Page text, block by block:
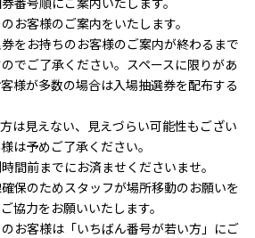
お客様のご案内をいたします。
をお持ちのお客様のご案内が終わるまで
でご了承ください。スペースに限りがあ
様が多数の場合は入場抽選券を配布する
は見えない、見えづらい可能性もござい
は予めご了承ください。
間前までにお済ませくださいませ。
保のためスタッフが場所移動のお願いを
協力をお願いいたします。
お客様は「いちばん番号が若い方」にご